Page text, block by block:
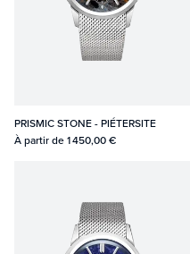
PRISMIC STONE - PIÉTERSITE
À partir de1 450,00 €